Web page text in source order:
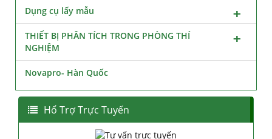
Dụng cụ lấy mẫu
THIẾT BỊ PHÂN TÍCH TRONG PHÒNG THÍ
NGHIỆM
Novapro- Hàn Quốc
Hổ Trợ Trực Tuyến